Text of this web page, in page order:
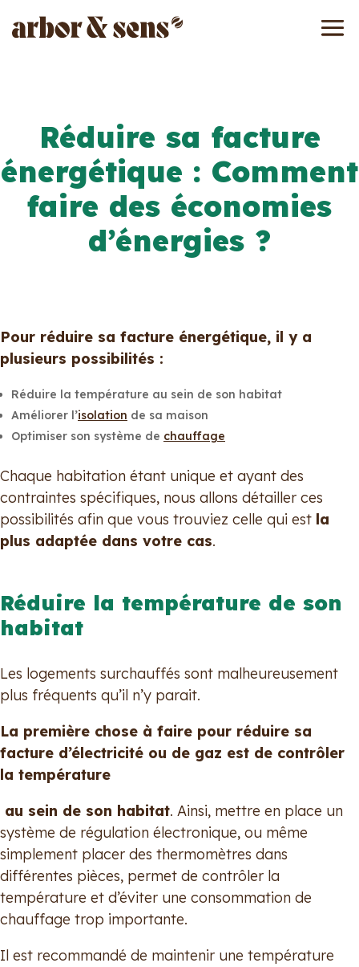
Réduire sa facture
énergétique : Comment
faire des économies
d’énergies ?
Pour réduire sa facture énergétique, il y a
plusieurs possibilités :
Réduire la température au sein de son habitat
Améliorer l’isolation de sa maison
Optimiser son système de chauffage
Chaque habitation étant unique et ayant des
contraintes spécifiques, nous allons détailler ces
possibilités afin que vous trouviez celle qui est la
plus adaptée dans votre cas.
Réduire la température de son
habitat
Les logements surchauffés sont malheureusement
plus fréquents qu’il n’y parait.
La première chose à faire pour réduire sa
facture d’électricité ou de gaz est de contrôler
la température
au sein de son habitat. Ainsi, mettre en place un
système de régulation électronique, ou même
simplement placer des thermomètres dans
différentes pièces, permet de contrôler la
température et d’éviter une consommation de
chauffage trop importante.
Il est recommandé de maintenir une température